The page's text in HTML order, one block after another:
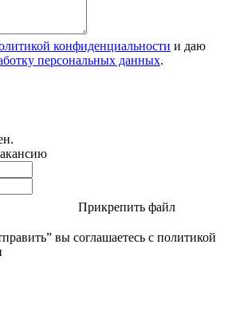
конфиденциальности и даю
персональных данных.
Прикрепить файл
вы соглашаетесь с политикой